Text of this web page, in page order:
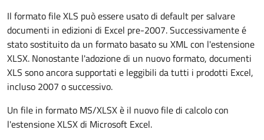
Il formato file XLS può essere usato di default per salvare
documenti in edizioni di Excel pre-2007. Successivamente é
stato sostituito da un formato basato su XML con l'estensione
XLSX. Nonostante l'adozione di un nuovo formato, documenti
XLS sono ancora supportati e leggibili da tutti i prodotti Excel,
incluso 2007 o successivo.
Un file in formato MS/XLSX è il nuovo file di calcolo con
l'estensione XLSX di Microsoft Excel.